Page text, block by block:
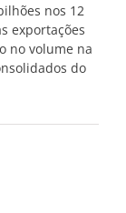
nos 12
exportações
no volume na
do